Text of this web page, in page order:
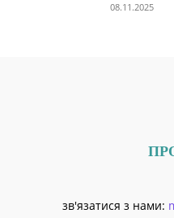
08.11.2025
зв'язатися з нами: